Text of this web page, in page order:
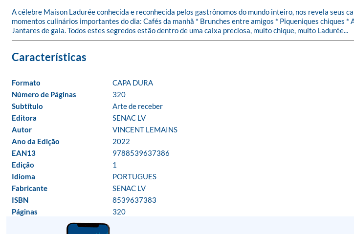
A célebre Maison Ladurée conhecida e reconhecida pelos gastrônomos do mundo inteiro, nos revela seus
momentos culinários importantes do dia: Cafés da manhã * Brunches entre amigos * Piqueniques chiques
Jantares de gala. Todos estes segredos estão dentro de uma caixa preciosa, muito chique, muito Ladurée...
Formato
CAPA DURA
Número de Páginas
320
Subtítulo
Arte de receber
Editora
SENAC LV
Autor
VINCENT LEMAINS
Ano da Edição
2022
EAN13
9788539637386
Edição
1
Idioma
PORTUGUES
Fabricante
SENAC LV
ISBN
8539637383
Páginas
320